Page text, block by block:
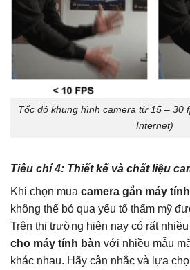
Tốc độ khung hình camera từ 15 – 30
Internet)
Tiêu chí 4: Thiết kế và chất liệu
Khi chọn mua camera gắn máy
không thể bỏ qua yếu tố thẩm mỹ
Trên thị trường hiện nay có rất
cho máy tính bàn với nhiều mẫu
khác nhau. Hãy cân nhắc và lựa